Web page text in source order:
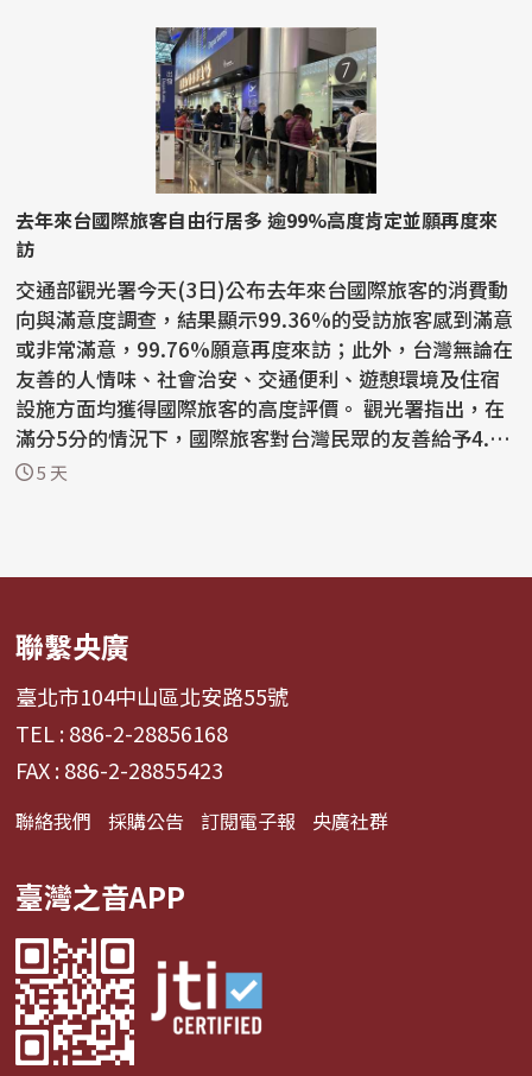
去年來台國際旅客自由行居多 逾99%高度肯定並願再度來
訪
交通部觀光署今天(3日)公布去年來台國際旅客的消費動
向與滿意度調查，結果顯示99.36%的受訪旅客感到滿意
或非常滿意，99.76%願意再度來訪；此外，台灣無論在
友善的人情味、社會治安、交通便利、遊憩環境及住宿
設施方面均獲得國際旅客的高度評價。 觀光署指出，在
滿分5分的情況下，國際旅客對台灣民眾的友善給予4.7
2...5 天
聯繫央廣
臺北市104中山區北安路55號
TEL : 886-2-28856168
FAX : 886-2-28855423
聯絡我們 採購公告 訂閱電子報 央廣社群
臺灣之音APP